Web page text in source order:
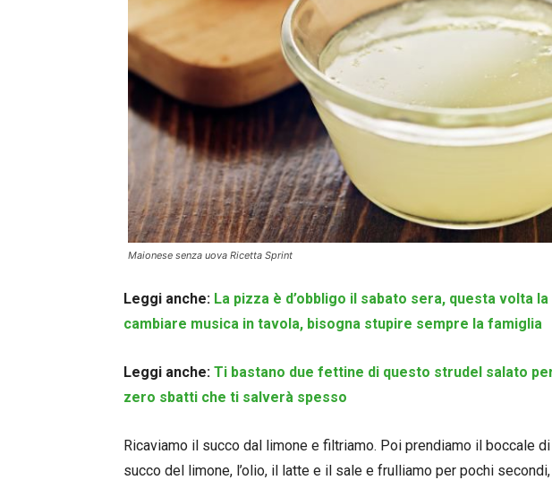
Maionese senza uova Ricetta Sprint
Leggi anche: La pizza è d’obbligo il sabato sera, questa volta
cambiare musica in tavola, bisogna stupire sempre la famiglia
Leggi anche: Ti bastano due fettine di questo strudel salato
zero sbatti che ti salverà spesso
Ricaviamo il succo dal limone e filtriamo. Poi prendiamo il boccale
succo del limone, l’olio, il latte e il sale e frulliamo per pochi